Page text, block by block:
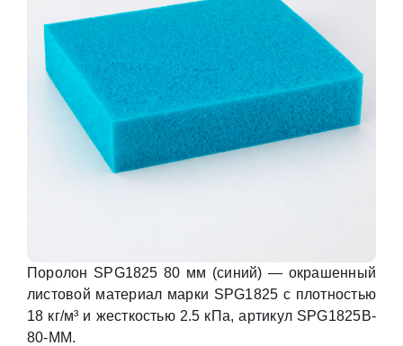
Поролон SPG1825 80 мм (синий) — окрашенный
листовой материал марки SPG1825 с плотностью
18 кг/м³ и жесткостью 2.5 кПа, артикул SPG1825B-
80-MM.